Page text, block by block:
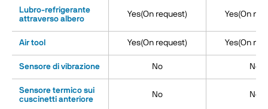
Lubro-refrigerante
attraverso albero
Yes(On request) Yes(On
Air tool Yes(On request) Yes(On
Sensore di vibrazione No No
Sensore termico sui
cuscinetti anteriore
No No